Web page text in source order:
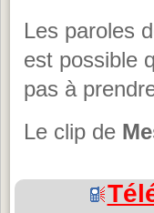
Les paroles
est possible
pas à
Le clip de